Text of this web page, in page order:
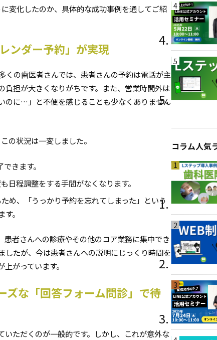
変化したのか、具体的な成功事例を通してご紹
ンダー予約」が実現
くの歯医者さんでは、患者さんの予約は電話が主
担が大きくなりがちです。また、営業時間外は
のに…」と不便を感じることも少なくありません
の状況は一変しました。
きます。
日程調整をする手間がなくなります。
め、「うっかり予約を忘れてしまった」という
。
者さんへの診療やその他のコア業務に集中でき
たが、今は患者さんへの説明にじっくり時間を
がっています。
ズな「回答フォーム問診」で待
ただくのが一般的です。しかし、これが意外な
4
5
コラム人気
1
2
3